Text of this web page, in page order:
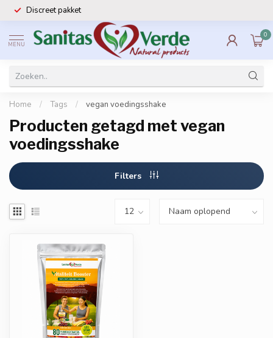
Discreet pakket
MENU
0
Home / Tags / vegan voedingsshake
Producten getagd met vegan
voedingsshake
Filters